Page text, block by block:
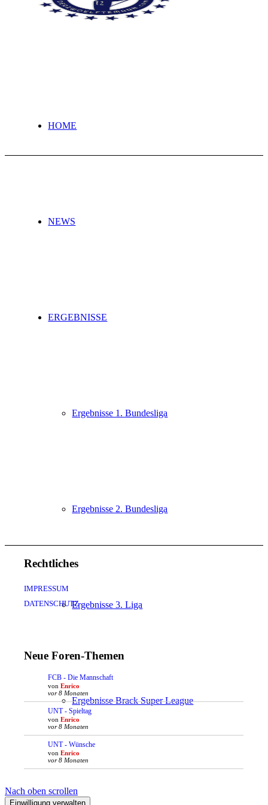
HOME
NEWS
ERGEBNISSE
Ergebnisse 1. Bundesliga
Ergebnisse 2. Bundesliga
Ergebnisse 3. Liga
Ergebnisse Brack Super League
LOUNGE
Rechtliches
IMPRESSUM
DATENSCHUTZ
Neue Foren-Themen
FCB - Die Mannschaft
vonEnrico
vor 8 Monaten
UNT - Spieltag
vonEnrico
vor 8 Monaten
UNT - Wünsche
vonEnrico
vor 8 Monaten
Nach oben scrollen
Einwilligung verwalten